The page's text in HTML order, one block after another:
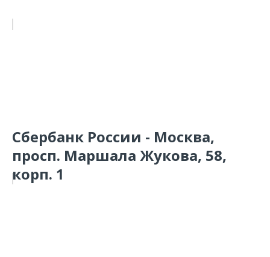
Сбербанк России - Москва,
просп. Маршала Жукова, 58,
корп. 1